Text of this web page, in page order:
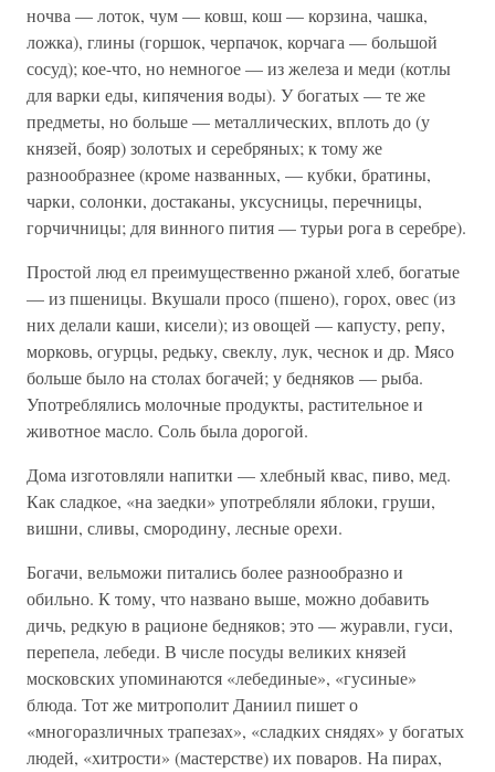
ночва — лоток, чум — ковш, кош — корзина, чашка,
ложка), глины (горшок, черпачок, корчага — большой
сосуд); кое-что, но немногое — из железа и меди (котлы
для варки еды, кипячения воды). У богатых — те же
предметы, но больше — металлических, вплоть до (у
князей, бояр) золотых и серебряных; к тому же
разнообразнее (кроме названных, — кубки, братины,
чарки, солонки, достаканы, уксусницы, перечницы,
горчичницы; для винного пития — турьи рога в серебре).
Простой люд ел преимущественно ржаной хлеб, богатые
— из пшеницы. Вкушали просо (пшено), горох, овес (из
них делали каши, кисели); из овощей — капусту, репу,
морковь, огурцы, редьку, свеклу, лук, чеснок и др. Мясо
больше было на столах богачей; у бедняков — рыба.
Употреблялись молочные продукты, растительное и
животное масло. Соль была дорогой.
Дома изготовляли напитки — хлебный квас, пиво, мед.
Как сладкое, «на заедки» употребляли яблоки, груши,
вишни, сливы, смородину, лесные орехи.
Богачи, вельможи питались более разнообразно и
обильно. К тому, что названо выше, можно добавить
дичь, редкую в рационе бедняков; это — журавли, гуси,
перепела, лебеди. В числе посуды великих князей
московских упоминаются «лебединые», «гусиные»
блюда. Тот же митрополит Даниил пишет о
«многоразличных трапезах», «сладких снядях» у богатых
людей, «хитрости» (мастерстве) их поваров. На пирах,